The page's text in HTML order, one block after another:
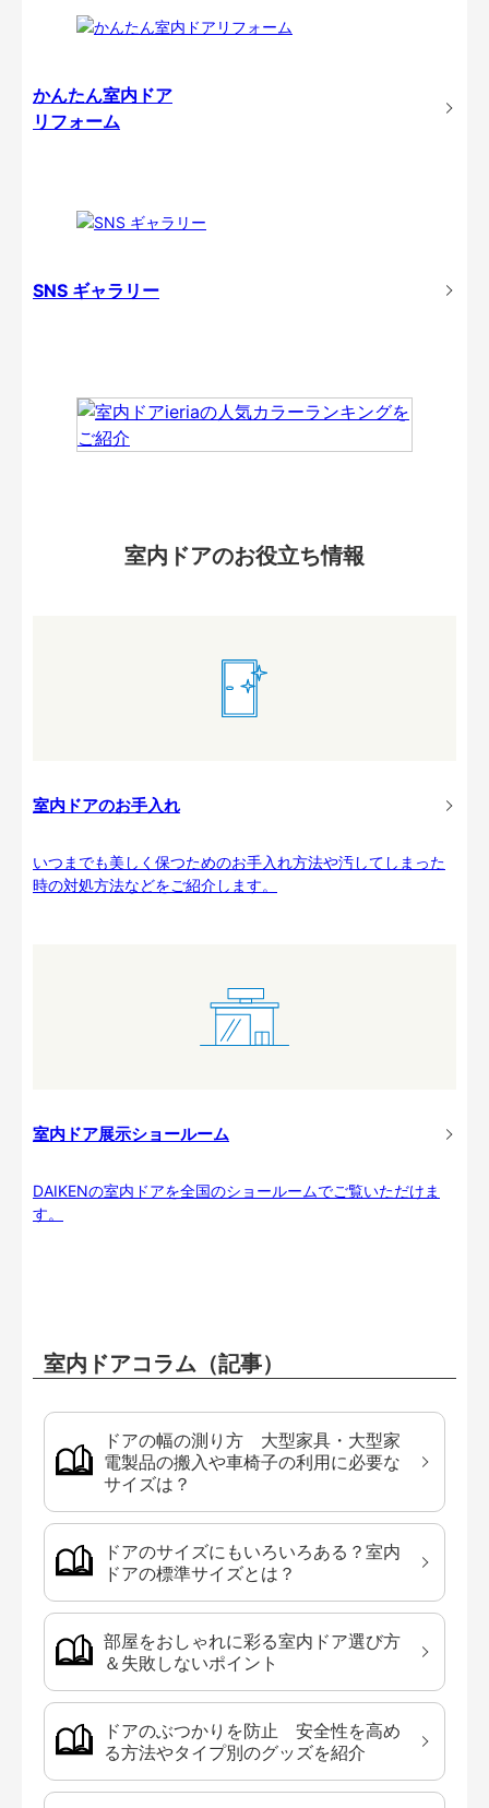
かんたん室内ドア
リフォーム
SNS ギャラリー
室内ドアのお役立ち情報
室内ドアのお手入れ
いつまでも美しく保つためのお手入れ方法や汚してしまった
時の対処方法などをご紹介します。
室内ドア展示ショールーム
DAIKENの室内ドアを全国のショールームでご覧いただけま
す。
室内ドアコラム（記事）
ドアの幅の測り方 大型家具・大型家
電製品の搬入や車椅子の利用に必要な
サイズは？
ドアのサイズにもいろいろある？室内
ドアの標準サイズとは？
部屋をおしゃれに彩る室内ドア選び方
＆失敗しないポイント
ドアのぶつかりを防止 安全性を高め
る方法やタイプ別のグッズを紹介